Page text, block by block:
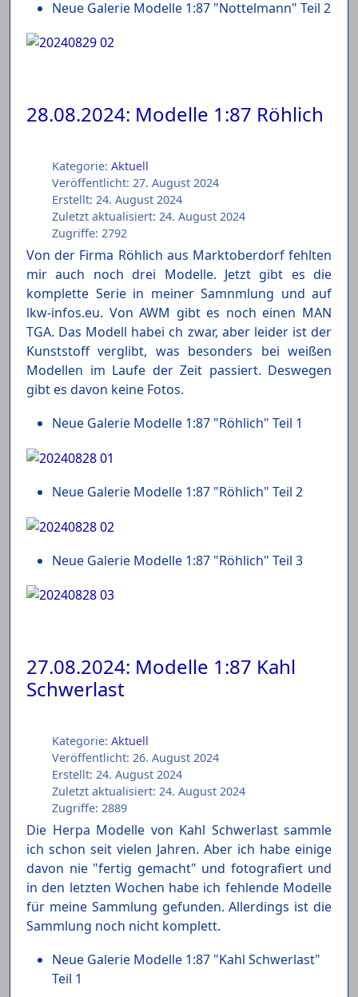
Neue Galerie Modelle 1:87 "Nottelmann" Teil 2
28.08.2024: Modelle 1:87 Röhlich
Kategorie: Aktuell
Veröffentlicht: 27. August 2024
Erstellt: 24. August 2024
Zuletzt aktualisiert: 24. August 2024
Zugriffe: 2792
Von der Firma Röhlich aus Marktoberdorf fehlten
mir auch noch drei Modelle. Jetzt gibt es die
komplette Serie in meiner Samnmlung und auf
lkw-infos.eu. Von AWM gibt es noch einen MAN
TGA. Das Modell habei ch zwar, aber leider ist der
Kunststoff verglibt, was besonders bei weißen
Modellen im Laufe der Zeit passiert. Deswegen
gibt es davon keine Fotos.
Neue Galerie Modelle 1:87 "Röhlich" Teil 1
Neue Galerie Modelle 1:87 "Röhlich" Teil 2
Neue Galerie Modelle 1:87 "Röhlich" Teil 3
27.08.2024: Modelle 1:87 Kahl
Schwerlast
Kategorie: Aktuell
Veröffentlicht: 26. August 2024
Erstellt: 24. August 2024
Zuletzt aktualisiert: 24. August 2024
Zugriffe: 2889
Die Herpa Modelle von Kahl Schwerlast sammle
ich schon seit vielen Jahren. Aber ich habe einige
davon nie "fertig gemacht" und fotografiert und
in den letzten Wochen habe ich fehlende Modelle
für meine Sammlung gefunden. Allerdings ist die
Sammlung noch nicht komplett.
Neue Galerie Modelle 1:87 "Kahl Schwerlast"
Teil 1